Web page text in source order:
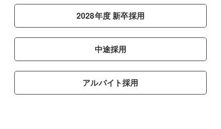
2028年度新卒採用
中途採用
アルバイト採用